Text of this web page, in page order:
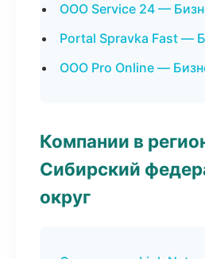
ООО Service 24 —
Portal Spravka Fast —
ООО Pro Online —
Компании в
Сибирский
округ